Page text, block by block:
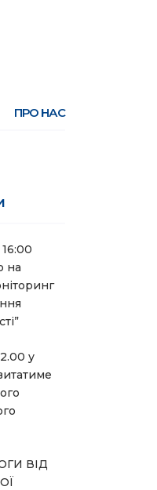
ПРО НАС
на
у
ВІД